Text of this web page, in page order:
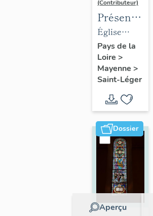
(Contributeur)
Présentation
des
objets
mobilier
de
l'église
paroissiale
Saint-
léger de
Saint-
Léger
Église
paroissiale
Saint-Léger
de Saint-
Pays de la
Loire >
Mayenne >
Saint-Léger
Dossier
Aperçu